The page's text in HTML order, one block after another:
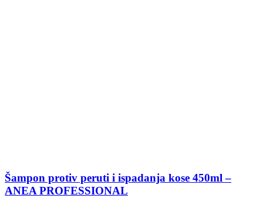
Šampon protiv peruti i ispadanja kose 450ml –
ANEA PROFESSIONAL